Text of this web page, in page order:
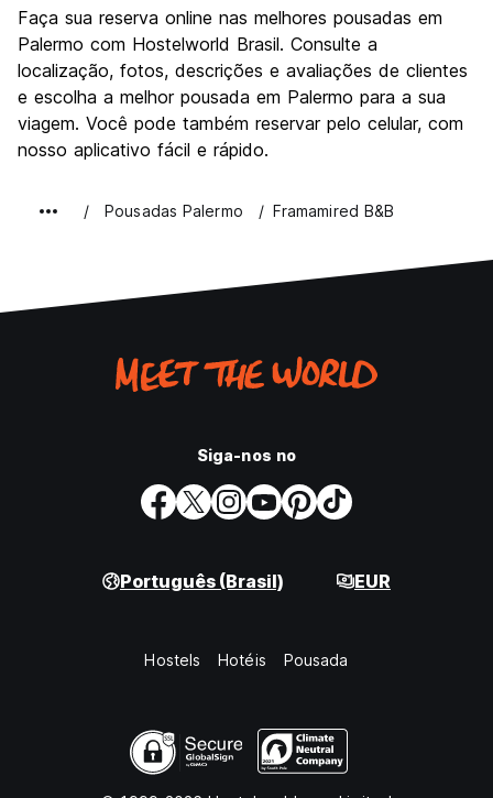
Cultura
Festas / vida noturna
7.4
Custo-beneficio
8.2
Faça sua reserva online nas melhores pousadas em
Palermo com Hostelworld Brasil. Consulte a
localização, fotos, descrições e avaliações de clientes
e escolha a melhor pousada em Palermo para a sua
viagem. Você pode também reservar pelo celular, com
nosso aplicativo fácil e rápido.
Pousadas Palermo Framamired B&B
Siga-nos no
Português (Brasil) EUR
Hostels Hotéis Pousada